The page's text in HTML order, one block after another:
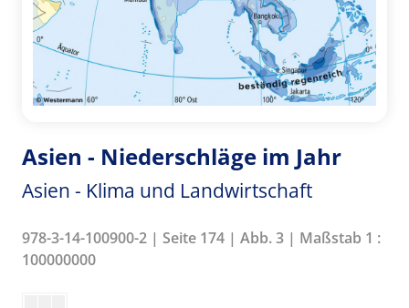
Asien - Niederschläge im Jahr
Asien - Klima und Landwirtschaft
978-3-14-100900-2 | Seite 174 | Abb. 3 | Maßstab 1 :
100000000